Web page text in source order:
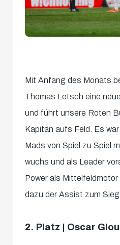
Mit Anfang des Monats
Thomas Letsch eine
und führt unsere Roten
Kapitän aufs Feld. Es
Mads von Spiel zu Spiel
wuchs und als Leader
Power als Mittelfeldmotor
dazu der Assist zum
2. Platz | Oscar